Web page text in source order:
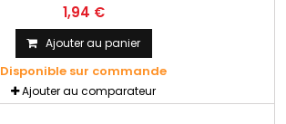
1,94 €
Ajouter au panier
Disponible sur commande
Ajouter au comparateur